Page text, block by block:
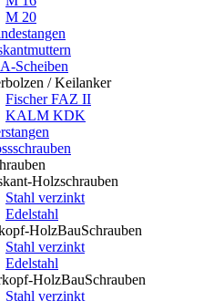
M 20
Scheiben
/ Keilanker
Fischer FAZ II
KALM KDK
Holzschrauben
Stahl verzinkt
Edelstahl
HolzBauSchrauben
Stahl verzinkt
Edelstahl
HolzBauSchrauben
Stahl verzinkt